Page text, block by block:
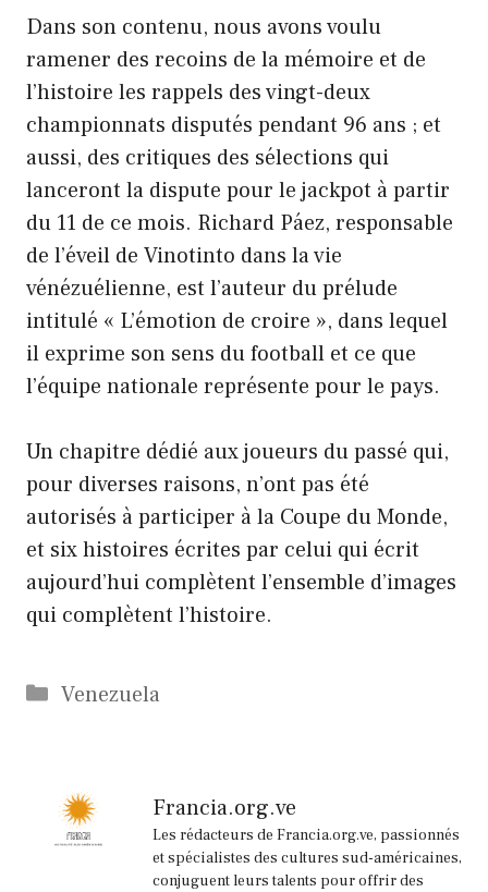
Dans son contenu, nous avons voulu
ramener des recoins de la mémoire et de
l’histoire les rappels des vingt-deux
championnats disputés pendant 96 ans ; et
aussi, des critiques des sélections qui
lanceront la dispute pour le jackpot à partir
du 11 de ce mois. Richard Páez, responsable
de l’éveil de Vinotinto dans la vie
vénézuélienne, est l’auteur du prélude
intitulé « L’émotion de croire », dans lequel
il exprime son sens du football et ce que
l’équipe nationale représente pour le pays.
Un chapitre dédié aux joueurs du passé qui,
pour diverses raisons, n’ont pas été
autorisés à participer à la Coupe du Monde,
et six histoires écrites par celui qui écrit
aujourd’hui complètent l’ensemble d’images
qui complètent l’histoire.
Catégories
Venezuela
Francia.org.ve
Les rédacteurs de Francia.org.ve, passionnés
et spécialistes des cultures sud-américaines,
conjuguent leurs talents pour offrir des